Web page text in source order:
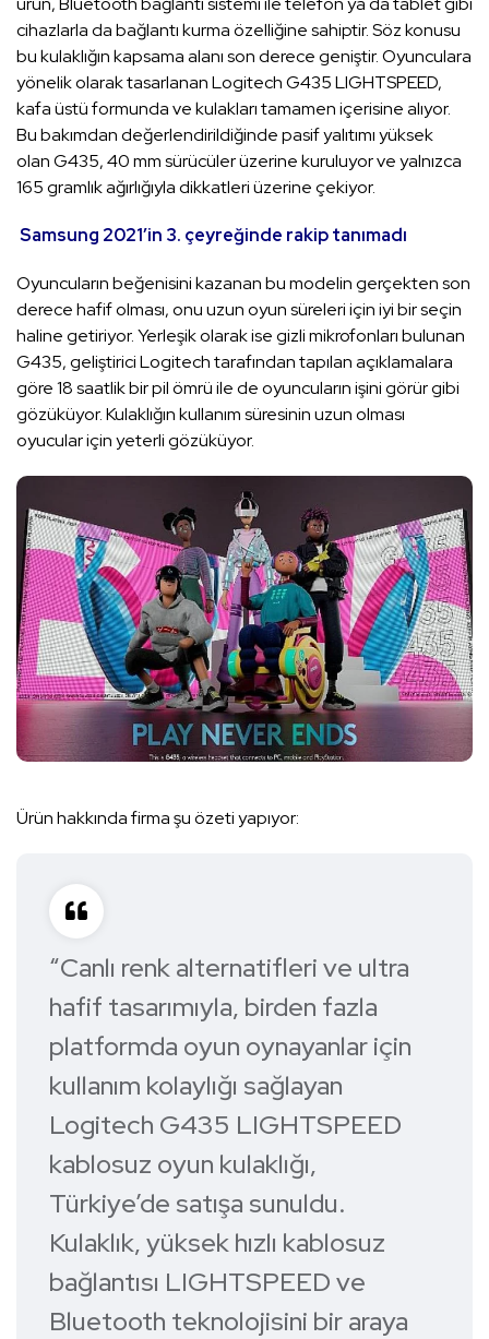
cihazlarla da bağlantı kurma özelliğine sahiptir. Söz konusu
bu kulaklığın kapsama alanı son derece geniştir. Oyunculara
yönelik olarak tasarlanan Logitech G435 LIGHTSPEED,
kafa üstü formunda ve kulakları tamamen içerisine alıyor.
Bu bakımdan değerlendirildiğinde pasif yalıtımı yüksek
olan G435, 40 mm sürücüler üzerine kuruluyor ve yalnızca
165 gramlık ağırlığıyla dikkatleri üzerine çekiyor.
Samsung 2021’in 3. çeyreğinde rakip tanımadı
Oyuncuların beğenisini kazanan bu modelin gerçekten son
derece hafif olması, onu uzun oyun süreleri için iyi bir seçin
haline getiriyor. Yerleşik olarak ise gizli mikrofonları bulunan
G435, geliştirici Logitech tarafından tapılan açıklamalara
göre 18 saatlik bir pil ömrü ile de oyuncuların işini görür gibi
gözüküyor. Kulaklığın kullanım süresinin uzun olması
oyucular için yeterli gözüküyor.
Ürün hakkında firma şu özeti yapıyor:
“Canlı renk alternatifleri ve ultra
hafif tasarımıyla, birden fazla
platformda oyun oynayanlar için
kullanım kolaylığı sağlayan
Logitech G435 LIGHTSPEED
kablosuz oyun kulaklığı,
Türkiye’de satışa sunuldu.
Kulaklık, yüksek hızlı kablosuz
bağlantısı LIGHTSPEED ve
Bluetooth teknolojisini bir araya